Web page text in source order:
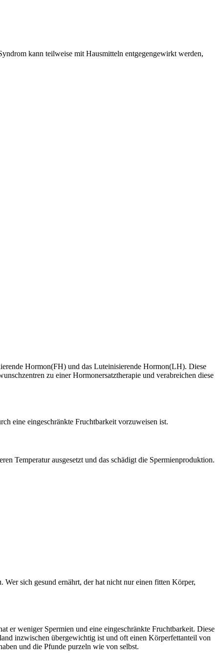
kann teilweise mit Hausmitteln entgegengewirkt werden,
Hormon(FH) und das Luteinisierende Hormon(LH). Diese
zu einer Hormonersatztherapie und verabreichen diese
eine eingeschränkte Fruchtbarkeit vorzuweisen ist.
Temperatur ausgesetzt und das schädigt die Spermienproduktion.
sich gesund ernährt, der hat nicht nur einen fitten Körper,
er weniger Spermien und eine eingeschränkte Fruchtbarkeit. Diese
inzwischen übergewichtig ist und oft einen Körperfettanteil von
und die Pfunde purzeln wie von selbst.